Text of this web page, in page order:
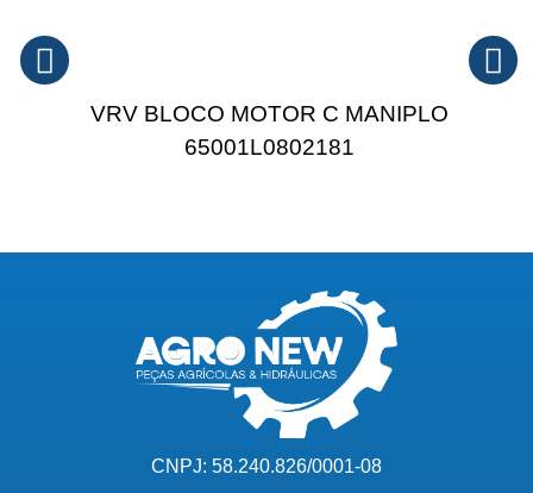
VRV BLOCO MOTOR C MANIPLO
65001L0802181
CNPJ: 58.240.826/0001-08